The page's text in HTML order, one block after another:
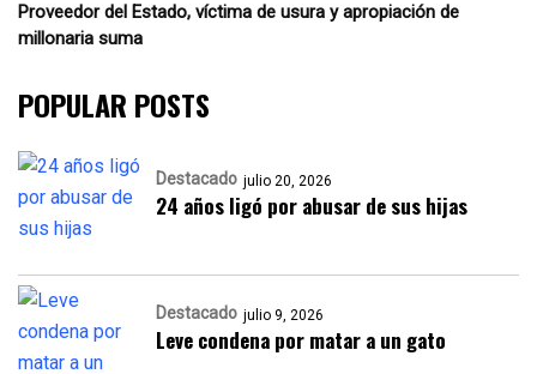
Proveedor del Estado, víctima de usura y apropiación de
millonaria suma
POPULAR POSTS
Destacado julio 20, 2026
24 años ligó por abusar de sus hijas
Destacado julio 9, 2026
Leve condena por matar a un gato